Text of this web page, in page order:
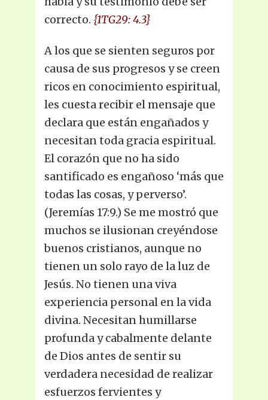
correcto. {1TG29: 4.3}
A los que se sienten seguros por
causa de sus progresos y se creen
ricos en conocimiento espiritual,
les cuesta recibir el mensaje que
declara que están engañados y
necesitan toda gracia espiritual.
El corazón que no ha sido
santificado es engañoso ‘más que
todas las cosas, y perverso’.
(Jeremías 17:9.) Se me mostró que
muchos se ilusionan creyéndose
buenos cristianos, aunque no
tienen un solo rayo de la luz de
Jesús. No tienen una viva
experiencia personal en la vida
divina. Necesitan humillarse
profunda y cabalmente delante
de Dios antes de sentir su
verdadera necesidad de realizar
esfuerzos fervientes y